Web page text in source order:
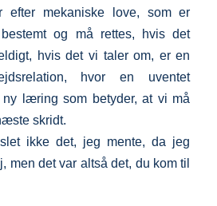
efter mekaniske love, som er
og må rettes, hvis det
hvis det vi taler om, er en
hvor en uventet
læring som betyder, at vi må
skridt.
ikke det, jeg mente, da jeg
men det var altså det, du kom til